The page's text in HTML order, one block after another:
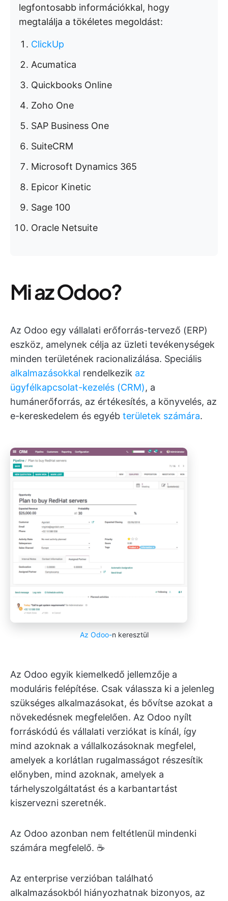
legfontosabb információkkal, hogy
megtalálja a tökéletes megoldást:
ClickUp
Acumatica
Quickbooks Online
Zoho One
SAP Business One
SuiteCRM
Microsoft Dynamics 365
Epicor Kinetic
Sage 100
Oracle Netsuite
Mi az Odoo?
Az Odoo egy vállalati erőforrás-tervező (ERP)
eszköz, amelynek célja az üzleti tevékenységek
minden területének racionalizálása. Speciális
alkalmazásokkal rendelkezik az
ügyfélkapcsolat-kezelés (CRM), a
humánerőforrás, az értékesítés, a könyvelés, az
e-kereskedelem és egyéb területek számára.
Az Odoo-n keresztül
Az Odoo egyik kiemelkedő jellemzője a
moduláris felépítése. Csak válassza ki a jelenleg
szükséges alkalmazásokat, és bővítse azokat a
növekedésnek megfelelően. Az Odoo nyílt
forráskódú és vállalati verziókat is kínál, így
mind azoknak a vállalkozásoknak megfelel,
amelyek a korlátlan rugalmasságot részesítik
előnyben, mind azoknak, amelyek a
tárhelyszolgáltatást és a karbantartást
kiszervezni szeretnék.
Az Odoo azonban nem feltétlenül mindenki
számára megfelelő. ☕️
Az enterprise verzióban található
alkalmazásokból hiányozhatnak bizonyos, az